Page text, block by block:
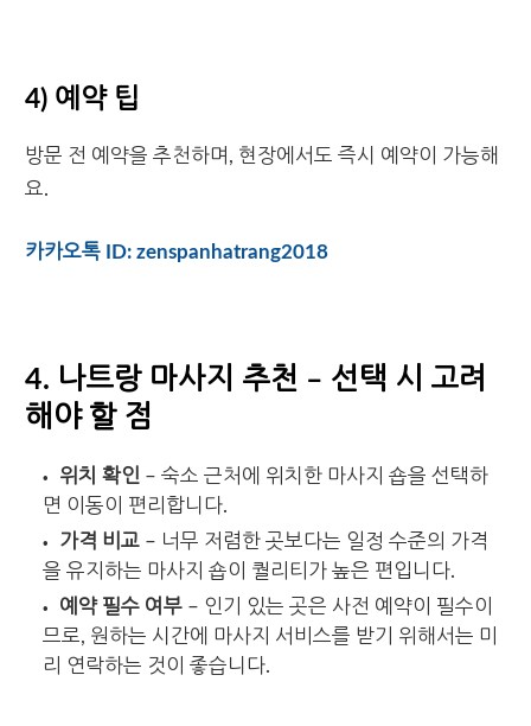
4) 예약 팁
방문 전 예약을 추천하며, 현장에서도 즉시 예약이 가능해
요.
카카오톡 ID: zenspanhatrang2018
4. 나트랑 마사지 추천 – 선택 시 고려
해야 할 점
위치 확인 – 숙소 근처에 위치한 마사지 숍을 선택하
면 이동이 편리합니다.
가격 비교 – 너무 저렴한 곳보다는 일정 수준의 가격
을 유지하는 마사지 숍이 퀄리티가 높은 편입니다.
예약 필수 여부 – 인기 있는 곳은 사전 예약이 필수이
므로, 원하는 시간에 마사지 서비스를 받기 위해서는 미
리 연락하는 것이 좋습니다.